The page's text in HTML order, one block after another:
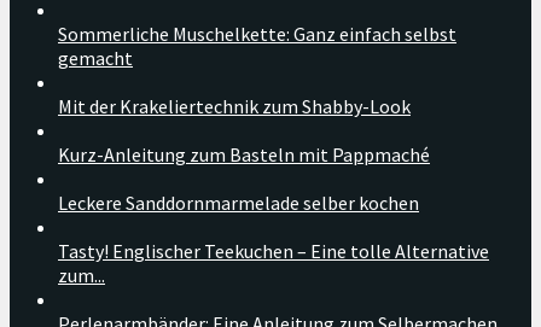
Sommerliche Muschelkette: Ganz einfach selbst
gemacht
Mit der Krakeliertechnik zum Shabby-Look
Kurz-Anleitung zum Basteln mit Pappmaché
Leckere Sanddornmarmelade selber kochen
Tasty! Englischer Teekuchen – Eine tolle Alternative
zum...